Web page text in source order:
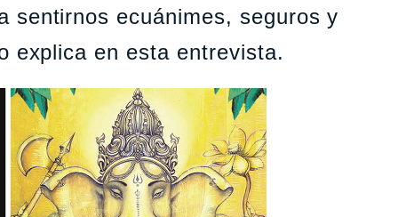
sentirnos ecuánimes, seguros y
explica en esta entrevista.